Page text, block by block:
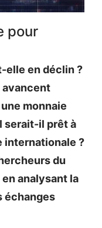
pour
elle en déclin ?
avancent
monnaie
serait-il prêt à
internationale ?
du
analysant la
échanges